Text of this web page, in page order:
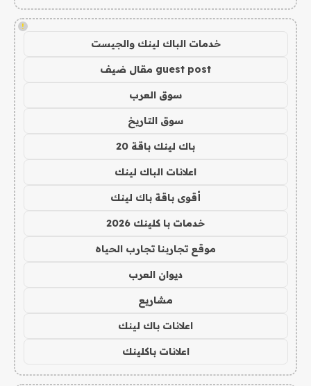
!
خدمات الباك لينك والجيست
guest post مقال ضيف
سوق العرب
سوق التاريخ
باك لينك باقة 20
اعلانات الباك لينك
أقوى باقة باك لينك
خدمات با كلينك 2026
موقع تجاربنا تجارب الحياه
ديوان العرب
مشاريع
اعلانات باك لينك
اعلانات باكلينك